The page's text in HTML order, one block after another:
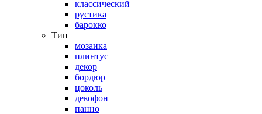
классический
рустика
барокко
Тип
мозаика
плинтус
декор
бордюр
цоколь
декофон
панно